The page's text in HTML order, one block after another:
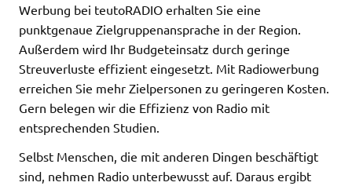
Werbung bei teutoRADIO erhalten Sie eine
punktgenaue Zielgruppenansprache in der Region.
Außerdem wird Ihr Budgeteinsatz durch geringe
Streuverluste effizient eingesetzt. Mit Radiowerbung
erreichen Sie mehr Zielpersonen zu geringeren Kosten.
Gern belegen wir die Effizienz von Radio mit
entsprechenden Studien.
Selbst Menschen, die mit anderen Dingen beschäftigt
sind, nehmen Radio unterbewusst auf. Daraus ergibt